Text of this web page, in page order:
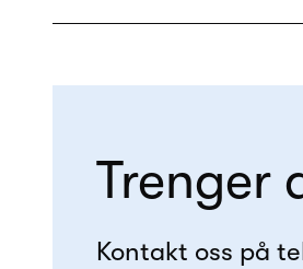
Trenger
Kontakt oss på